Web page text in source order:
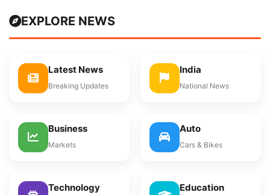
EXPLORE NEWS
Latest News
Breaking Updates
India
National News
Business
Markets
Auto
Cars & Bikes
Technology Education